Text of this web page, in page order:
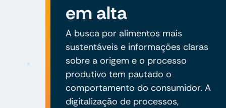
em alta
A busca por alimentos mais
sustentáveis e informações claras
sobre a origem e o processo
produtivo tem pautado o
comportamento do consumidor. A
digitalização de processos,